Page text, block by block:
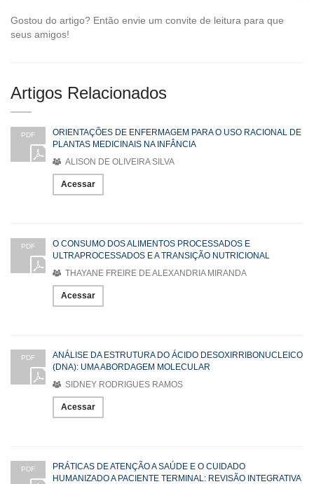
Gostou do artigo? Então envie um convite de leitura para que
seus amigos!
Artigos Relacionados
PDF
ORIENTAÇÕES DE ENFERMAGEM PARA O USO RACIONAL DE
PLANTAS MEDICINAIS NA INFÂNCIA
ALISON DE OLIVEIRA SILVA
Acessar
PDF
O CONSUMO DOS ALIMENTOS PROCESSADOS E
ULTRAPROCESSADOS E A TRANSIÇÃO NUTRICIONAL
THAYANE FREIRE DE ALEXANDRIA MIRANDA
Acessar
PDF
ANÁLISE DA ESTRUTURA DO ÁCIDO DESOXIRRIBONUCLEICO
(DNA): UMA ABORDAGEM MOLECULAR
SIDNEY RODRIGUES RAMOS
Acessar
PDF
PRÁTICAS DE ATENÇÃO A SAÚDE E O CUIDADO
HUMANIZADO A PACIENTE TERMINAL: REVISÃO INTEGRATIVA